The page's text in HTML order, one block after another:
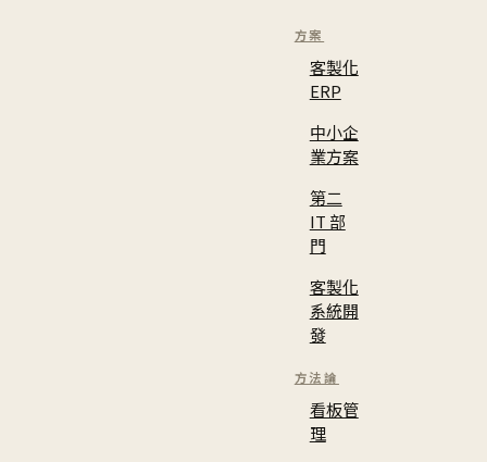
方案
客製化
ERP
中小企
業方案
第二
IT 部
門
客製化
系統開
發
方法論
看板管
理